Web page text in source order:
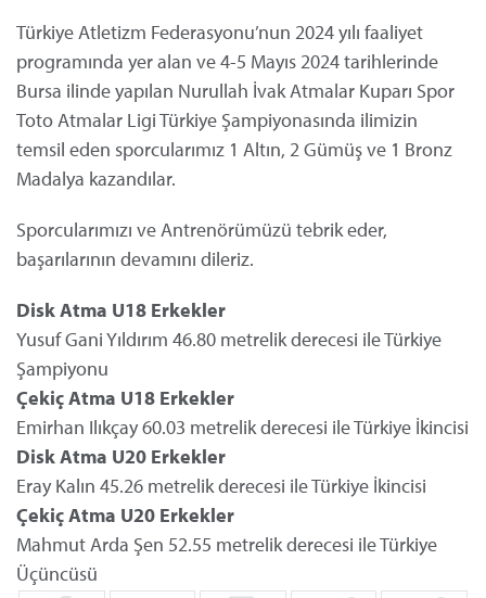
Türkiye Atletizm Federasyonu’nun 2024 yılı faaliyet
programında yer alan ve 4-5 Mayıs 2024 tarihlerinde
Bursa ilinde yapılan Nurullah İvak Atmalar Kuparı Spor
Toto Atmalar Ligi Türkiye Şampiyonasında ilimizin
temsil eden sporcularımız 1 Altın, 2 Gümüş ve 1 Bronz
Madalya kazandılar.
Sporcularımızı ve Antrenörümüzü tebrik eder,
başarılarının devamını dileriz.
Disk Atma U18 Erkekler
Yusuf Gani Yıldırım 46.80 metrelik derecesi ile Türkiye
Şampiyonu
Çekiç Atma U18 Erkekler
Emirhan Ilıkçay 60.03 metrelik derecesi ile Türkiye İkincisi
Disk Atma U20 Erkekler
Eray Kalın 45.26 metrelik derecesi ile Türkiye İkincisi
Çekiç Atma U20 Erkekler
Mahmut Arda Şen 52.55 metrelik derecesi ile Türkiye
Üçüncüsü